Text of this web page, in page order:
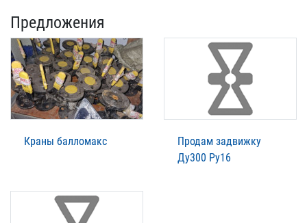
Предложения
Краны балломакс
Продам задвижку
Ду300 Ру16